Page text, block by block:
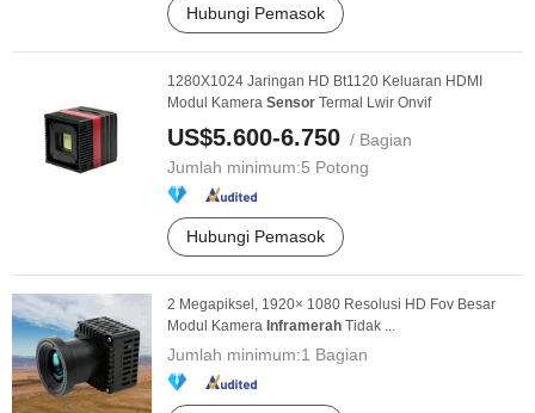
Hubungi Pemasok
1280X1024 Jaringan HD Bt1120 Keluaran HDMI
Modul Kamera Sensor Termal Lwir Onvif
US$5.600-6.750 / Bagian
Jumlah minimum:5 Potong
Hubungi Pemasok
2 Megapiksel, 1920× 1080 Resolusi HD Fov Besar
Modul Kamera Inframerah Tidak ...
Jumlah minimum:1 Bagian